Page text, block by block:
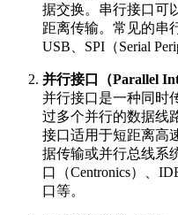
据交换。串行接口可
距离传输。常见的串
USB、SPI（Serial
并行接口（Parallel
并行接口是一种同时
过多个并行的数据线
接口适用于短距离高
据传输或并行总线系
口（Centronics）、
口等。